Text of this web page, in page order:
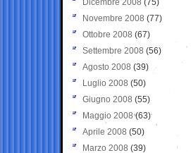
Dicembre 2008 (75)
Novembre 2008 (77)
Ottobre 2008 (67)
Settembre 2008 (56)
Agosto 2008 (39)
Luglio 2008 (50)
Giugno 2008 (55)
Maggio 2008(63)
Aprile 2008 (50)
Marzo 2008 (39)